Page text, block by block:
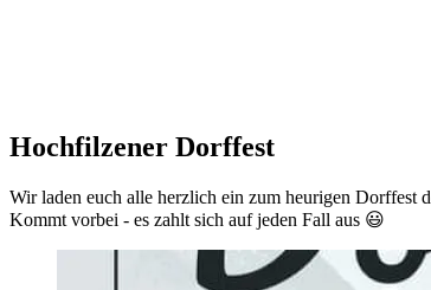
Hochfilzener Dorffest
Wir laden euch alle herzlich ein zum heurigen Dorffest
Kommt vorbei - es zahlt sich auf jeden Fall aus 😃